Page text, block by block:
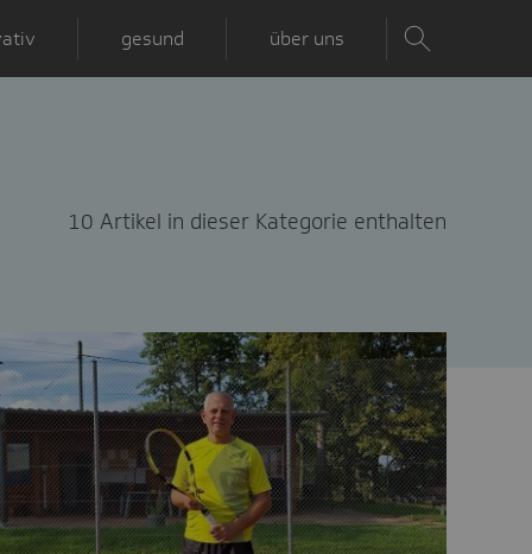
gesund über uns
10 Artikel in dieser Kategorie enthalten